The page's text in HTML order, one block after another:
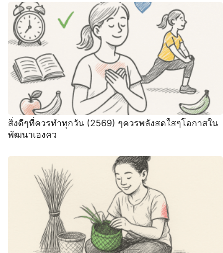
สิ่งดีๆที่ควรทําทุกวัน (2569) ๆควรพลังสดใสๆโอกาสใน
พัฒนาเองคว